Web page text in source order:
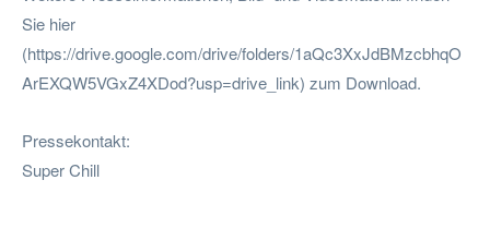
Sie hier
(https://drive.google.com/drive/folders/1aQc3XxJdBMzcbhqO
ArEXQW5VGxZ4XDod?usp=drive_link) zum Download.
Pressekontakt:
Super Chill